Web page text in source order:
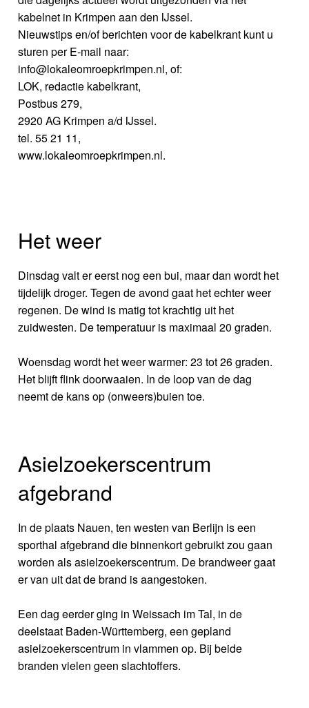
kabelnet in Krimpen aan den IJssel.
Nieuwstips en/of berichten voor de kabelkrant kunt u
sturen per E-mail naar:
info@lokaleomroepkrimpen.nl, of:
LOK, redactie kabelkrant,
Postbus 279,
2920 AG Krimpen a/d IJssel.
tel. 55 21 11,
www.lokaleomroepkrimpen.nl.
Het weer
Dinsdag valt er eerst nog een bui, maar dan wordt het
tijdelijk droger. Tegen de avond gaat het echter weer
regenen. De wind is matig tot krachtig uit het
zuidwesten. De temperatuur is maximaal 20 graden.
Woensdag wordt het weer warmer: 23 tot 26 graden.
Het blijft flink doorwaaien. In de loop van de dag
neemt de kans op (onweers)buien toe.
Asielzoekerscentrum
afgebrand
In de plaats Nauen, ten westen van Berlijn is een
sporthal afgebrand die binnenkort gebruikt zou gaan
worden als asielzoekerscentrum. De brandweer gaat
er van uit dat de brand is aangestoken.
Een dag eerder ging in Weissach im Tal, in de
deelstaat Baden-Württemberg, een gepland
asielzoekerscentrum in vlammen op. Bij beide
branden vielen geen slachtoffers.